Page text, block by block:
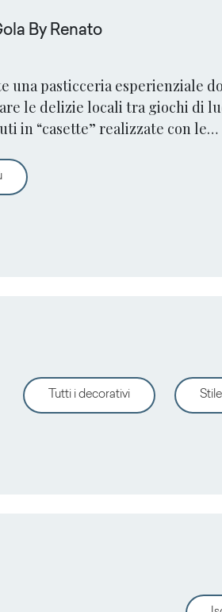
By Renato
una pasticceria esperienziale
le delizie locali tra giochi di
in “casette” realizzate con le
Peccati Di Gola By Renato Belluccia
Tutti i decorativi Stile